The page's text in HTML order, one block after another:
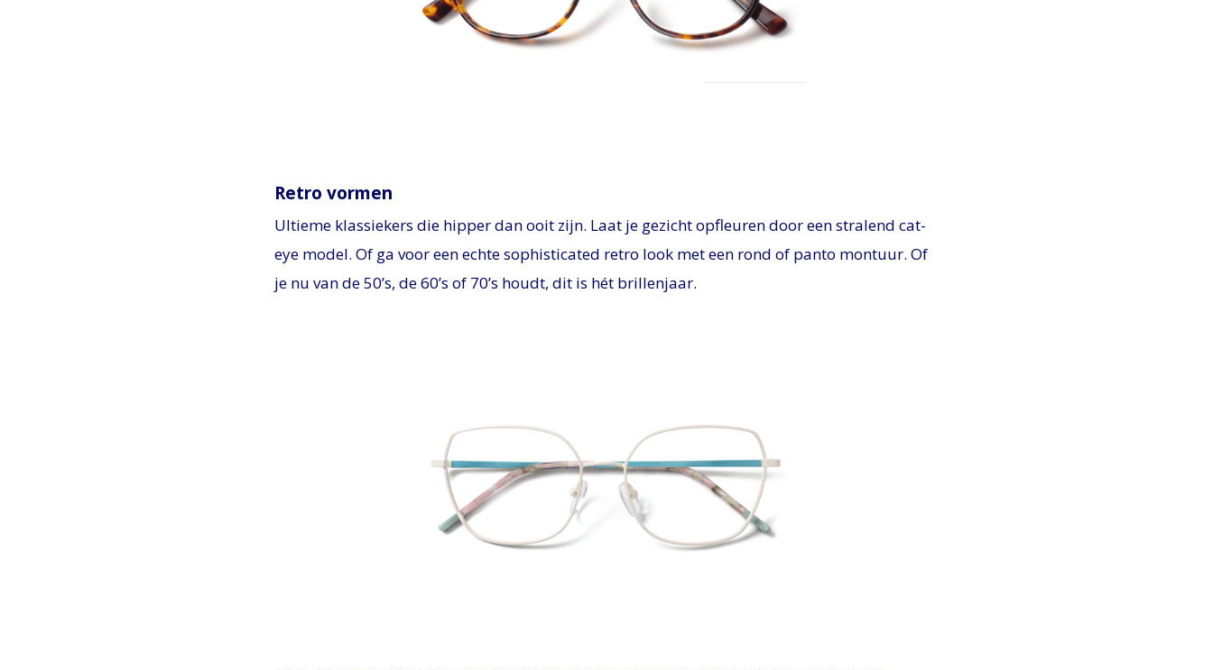
Retro vormen
Ultieme klassiekers die hipper dan ooit zijn. Laat je gezicht opfleuren door een stralend cat-
eye model. Of ga voor een echte sophisticated retro look met een rond of panto montuur. Of
je nu van de 50’s, de 60’s of 70’s houdt, dit is hét brillenjaar.